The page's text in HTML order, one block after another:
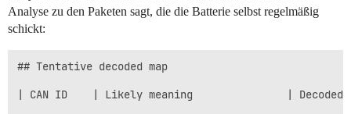
Analyse zu den Paketen sagt, die die Batterie selbst regelmäßig
schickt:
## Tentative decoded map
| CAN ID    | Likely meaning               |